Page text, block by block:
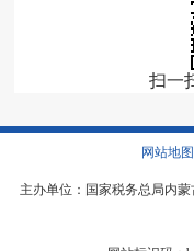
扫一
网站地图
主办单位：国家税务总局内